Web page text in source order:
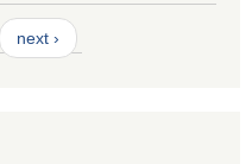
next ›